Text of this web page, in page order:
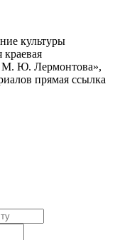
культуры
краевая
М. Ю. Лермонтова»,
прямая ссылка